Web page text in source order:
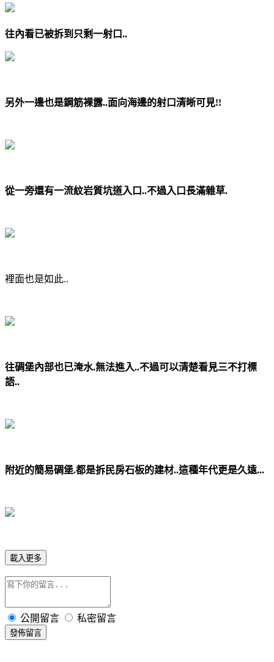
往內看已被拆到只剩一射口..
另外一邊也是鋼筋裸露..面向海邊的射口清晰可見!!
從一旁還有一流紋岩質坑道入口..不過入口長滿雜草.
裡面也是如此..
往碉堡內部也已淹水.無法進入..不過可以清楚看見三不打標
語..
附近的簡易碉堡.都是拆民房石板的建材..這種年代更是久遠...
載入更多
公開留言 私密留言
發佈留言